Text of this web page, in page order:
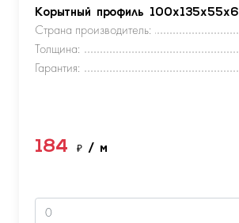
Корытный профиль 100х135х55х6
Страна производитель:
Толщина:
Гарантия:
184 ₽ / м